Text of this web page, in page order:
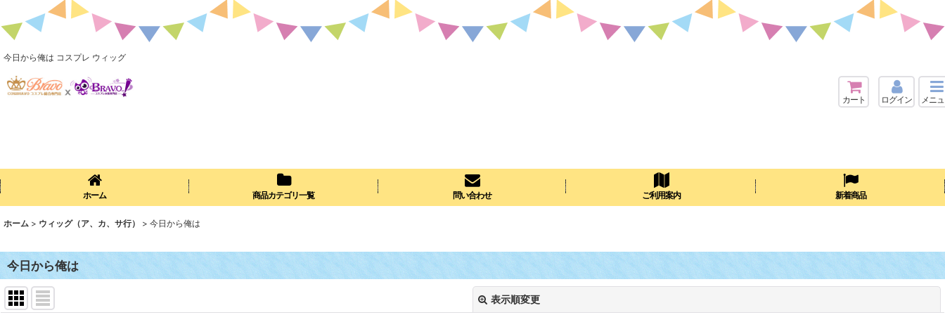
今日から俺は コスプレ ウィッグ
カート ログイン メニ
ホーム 商品カテゴリ一覧 問い合わせ ご利用案内 新着商品
ホーム > ウィッグ（ア、カ、サ行） > 今日から俺は
今日から俺は
表示順変更